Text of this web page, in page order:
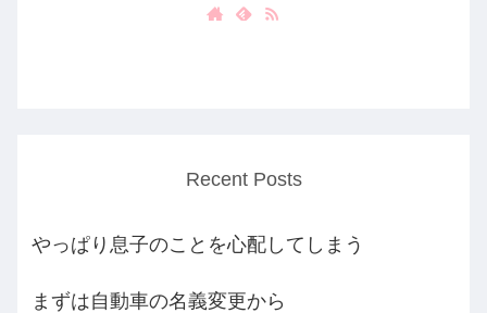
Recent Posts
やっぱり息子のことを心配してしまう
まずは自動車の名義変更から